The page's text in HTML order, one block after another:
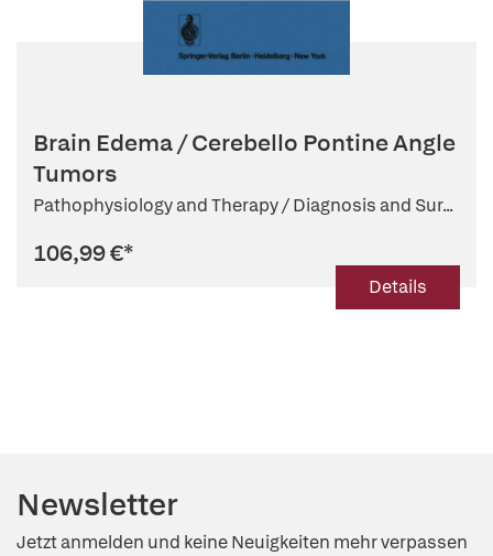
Brain Edema / Cerebello Pontine Angle
Tumors
Pathophysiology and Therapy / Diagnosis and Sur...
106,99 €*
Details
Newsletter
Jetzt anmelden und keine Neuigkeiten mehr verpassen